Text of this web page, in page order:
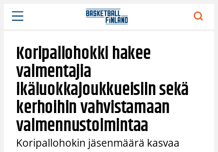
Siirry
sisältöön
Koripallohokki hakee
valmentajia
ikäluokkajoukkueisiin sekä
kerhoihin vahvistamaan
valmennustoimintaa
Koripallohokin jäsenmäärä kasvaa